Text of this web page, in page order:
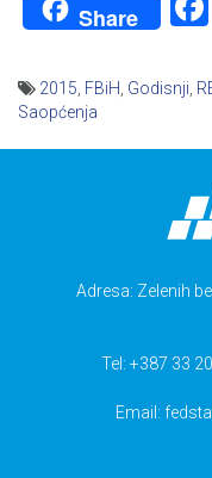
Share
2015 FBiH Godisnji
Saopćenja
Adresa: Zelenih
Tel: +387 33
Email: